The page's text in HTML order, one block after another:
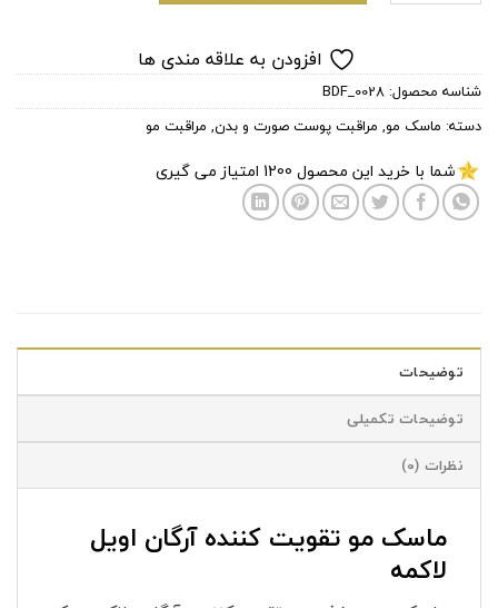
افزودن به علاقه مندی ها
شناسه محصول: BDF_0028
دسته: ماسک مو, مراقبت پوست صورت و بدن, مراقبت مو
شما با خرید این محصول 1200 امتیاز می گیری
توضیحات
توضیحات تکمیلی
نظرات (0)
ماسک مو تقویت کننده آرگان اویل
لاکمه